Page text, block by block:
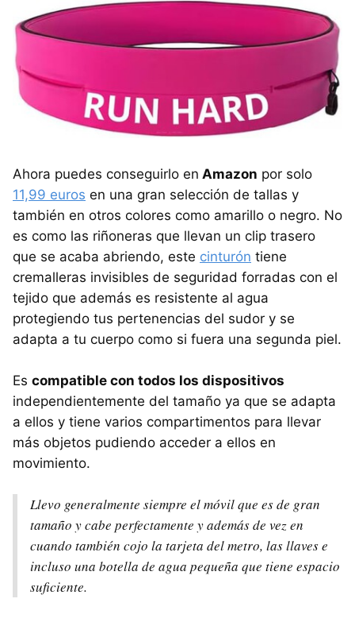
Ahora puedes conseguirlo en Amazon por solo
11,99 euros en una gran selección de tallas y
también en otros colores como amarillo o negro. No
es como las riñoneras que llevan un clip trasero
que se acaba abriendo, este cinturón tiene
cremalleras invisibles de seguridad forradas con el
tejido que además es resistente al agua
protegiendo tus pertenencias del sudor y se
adapta a tu cuerpo como si fuera una segunda piel.
Es compatible con todos los dispositivos
independientemente del tamaño ya que se adapta
a ellos y tiene varios compartimentos para llevar
más objetos pudiendo acceder a ellos en
movimiento.
Llevo generalmente siempre el móvil que es de gran
tamaño y cabe perfectamente y además de vez en
cuando también cojo la tarjeta del metro, las llaves e
incluso una botella de agua pequeña que tiene espacio
suficiente.